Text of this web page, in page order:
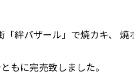
絆バザール」で焼カキ、 焼
もに完売致しました。